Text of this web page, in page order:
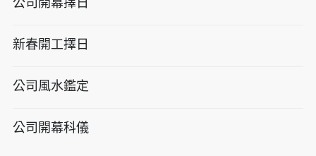
新春開工擇日
公司風水鑑定
公司開幕科儀